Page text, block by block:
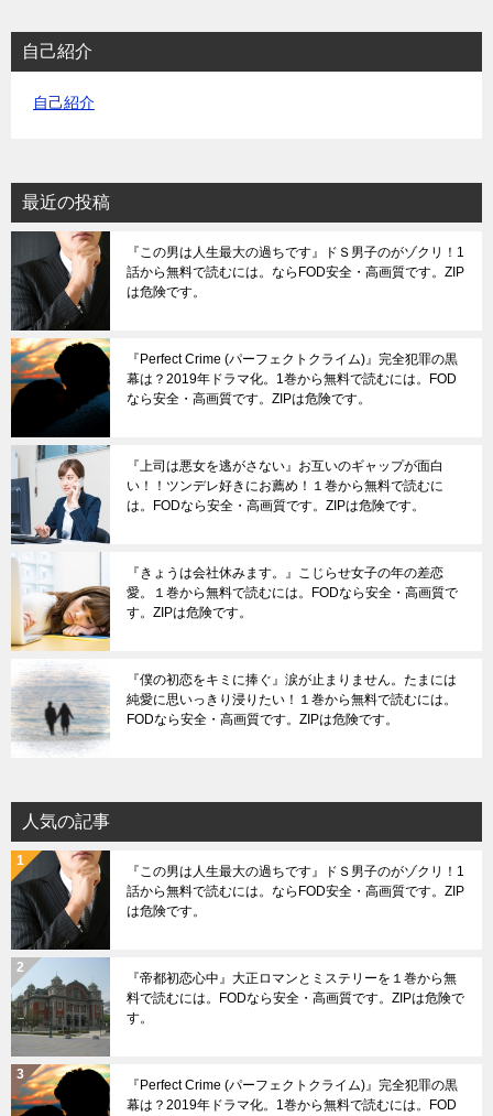
自己紹介
自己紹介
最近の投稿
『この男は人生最大の過ちです』ドＳ男子のがゾクリ！1
話から無料で読むには。ならFOD安全・高画質です。ZIP
は危険です。
『Perfect Crime (パーフェクトクライム)』完全犯罪の黒
幕は？2019年ドラマ化。1巻から無料で読むには。FOD
なら安全・高画質です。ZIPは危険です。
『上司は悪女を逃がさない』お互いのギャップが面白
い！！ツンデレ好きにお薦め！１巻から無料で読むに
は。FODなら安全・高画質です。ZIPは危険です。
『きょうは会社休みます。』こじらせ女子の年の差恋
愛。１巻から無料で読むには。FODなら安全・高画質で
す。ZIPは危険です。
『僕の初恋をキミに捧ぐ』涙が止まりません。たまには
純愛に思いっきり浸りたい！１巻から無料で読むには。
FODなら安全・高画質です。ZIPは危険です。
人気の記事
『この男は人生最大の過ちです』ドＳ男子のがゾクリ！1
話から無料で読むには。ならFOD安全・高画質です。ZIP
は危険です。
『帝都初恋心中』大正ロマンとミステリーを１巻から無
料で読むには。FODなら安全・高画質です。ZIPは危険で
す。
『Perfect Crime (パーフェクトクライム)』完全犯罪の黒
幕は？2019年ドラマ化。1巻から無料で読むには。FOD